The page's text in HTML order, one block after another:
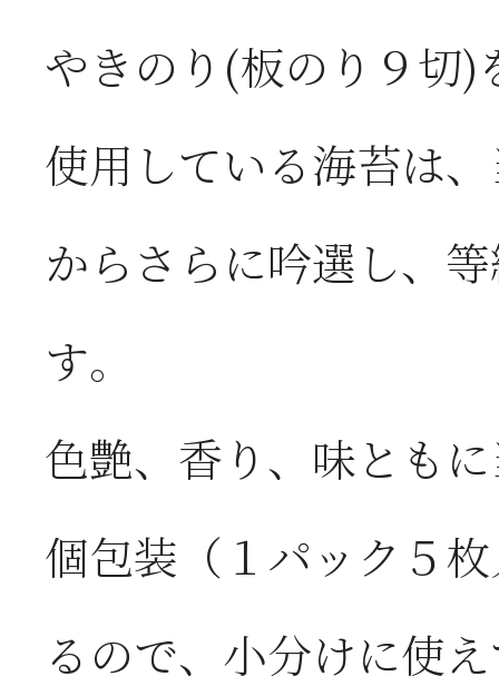
やきのり(板のり９切)
使用している海苔は
からさらに吟選し、
す。
色艶、香り、味とも
個包装（１パック５
るので、小分けに使